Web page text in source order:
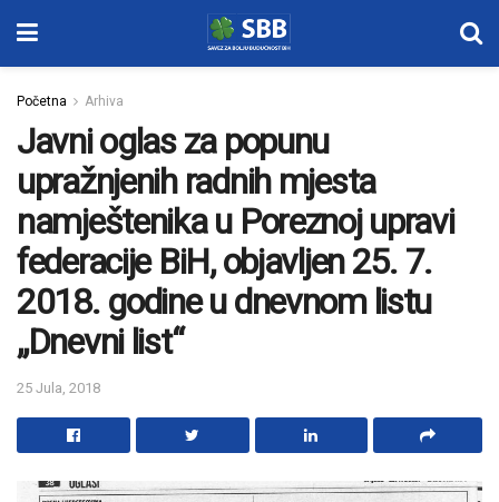
Početna Arhiva
Javni oglas za popunu
upražnjenih radnih mjesta
namještenika u Poreznoj upravi
federacije BiH, objavljen 25. 7.
2018. godine u dnevnom listu
„Dnevni list“
25 Jula, 2018